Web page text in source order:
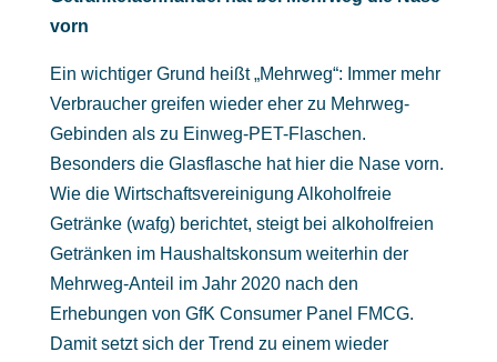
vorn
Ein wichtiger Grund heißt „Mehrweg“: Immer mehr
Verbraucher greifen wieder eher zu Mehrweg-
Gebinden als zu Einweg-PET-Flaschen.
Besonders die Glasflasche hat hier die Nase vorn.
Wie die Wirtschaftsvereinigung Alkoholfreie
Getränke (wafg) berichtet, steigt bei alkoholfreien
Getränken im Haushaltskonsum weiterhin der
Mehrweg-Anteil im Jahr 2020 nach den
Erhebungen von GfK Consumer Panel FMCG.
Damit setzt sich der Trend zu einem wieder